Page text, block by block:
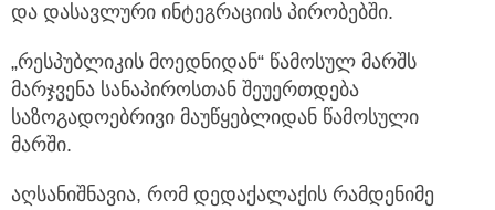
და დასავლური ინტეგრაციის პირობებში.
„რესპუბლიკის მოედნიდან“ წამოსულ მარშს
მარჯვენა სანაპიროსთან შეუერთდება
საზოგადოებრივი მაუწყებლიდან წამოსული
მარში.
აღსანიშნავია, რომ დედაქალაქის რამდენიმე